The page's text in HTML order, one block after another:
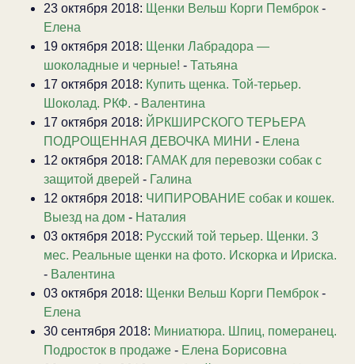
23 октября 2018: Щенки Вельш Корги Пемброк -
Елена
19 октября 2018: Щенки Лабрадора —
шоколадные и черные! - Татьяна
17 октября 2018: Купить щенка. Той-терьер.
Шоколад. РКФ. - Валентина
17 октября 2018: ЙРКШИРСКОГО ТЕРЬЕРА
ПОДРОЩЕННАЯ ДЕВОЧКА МИНИ - Елена
12 октября 2018: ГАМАК для перевозки собак с
защитой дверей - Галина
12 октября 2018: ЧИПИРОВАНИЕ собак и кошек.
Выезд на дом - Наталия
03 октября 2018: Русский той терьер. Щенки. 3
мес. Реальные щенки на фото. Искорка и Ириска.
- Валентина
03 октября 2018: Щенки Вельш Корги Пемброк -
Елена
30 сентября 2018: Миниатюра. Шпиц, померанец.
Подросток в продаже - Елена Борисовна